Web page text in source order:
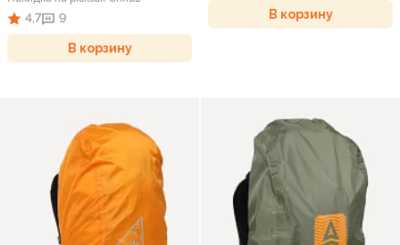
4,7 9
В корзину
В корзину